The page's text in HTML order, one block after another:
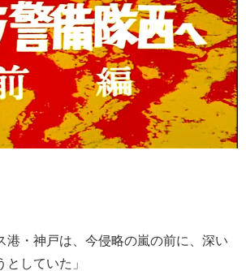
港・神戸は、今侵略の嵐の前に、深い
していた」